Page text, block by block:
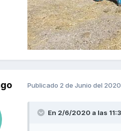
Publicado 2 de Junio del 2020
En 2/6/2020 a las